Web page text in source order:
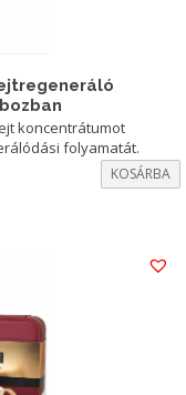
koncentrátumot
folyamatát.
KOSÁRBA